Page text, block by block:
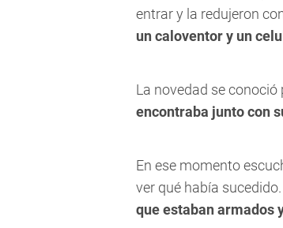
entrar y la redujeron
un caloventor y un
La novedad se conoció
encontraba junto con
En ese momento
ver qué había
que estaban armados